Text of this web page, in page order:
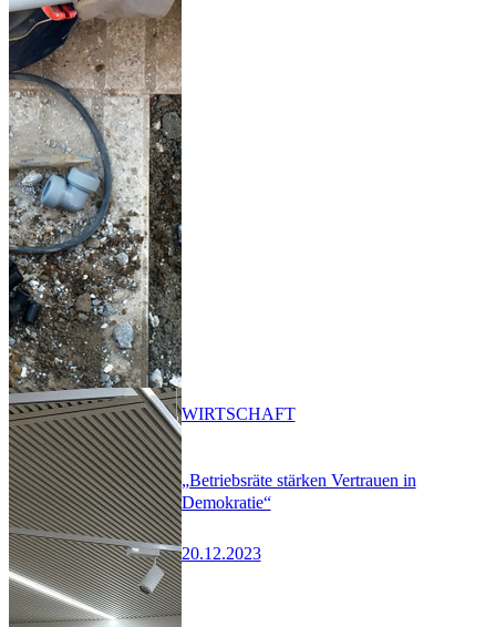
„Betriebsräte stärken Vertrauen in
Demokratie“
20.12.2023
WIRTSCHAFT